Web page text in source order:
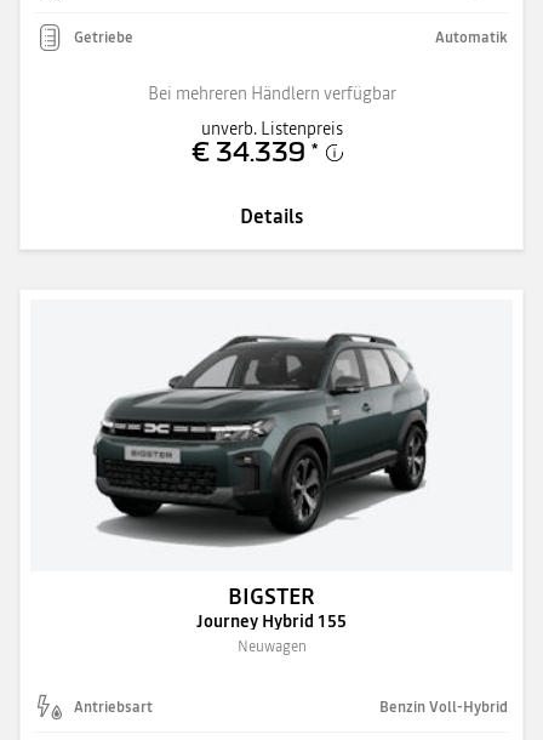
Getriebe Automatik
Bei mehreren Händlern verfügbar
unverb. Listenpreis
€ 34.339 *
Details
BIGSTER
Journey Hybrid 155
Neuwagen
Antriebsart Benzin Voll-Hybrid